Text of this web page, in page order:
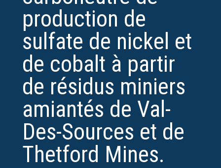
production de
sulfate de nickel et
de cobalt à partir
de résidus miniers
amiantés de Val-
Des-Sources et de
Thetford Mines.